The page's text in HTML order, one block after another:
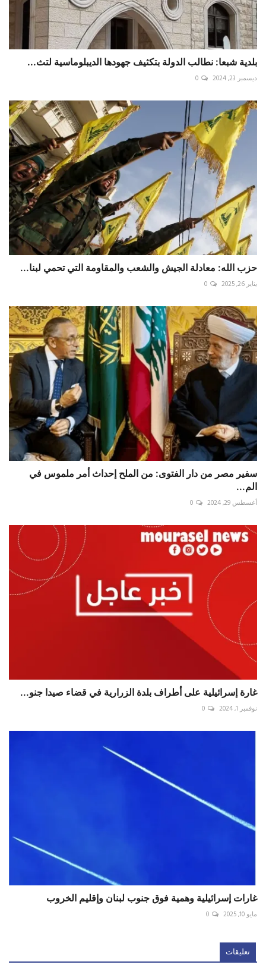
بلدية شبعا: نطالب الدولة بتكثيف جهودها الديبلوماسية لتث...
ديسمبر 23, 2024 0
حزب الله: معادلة الجيش والشعب والمقاومة التي تحمي ‏لبنا...
يناير 26, 2025 0
سفير مصر من دار الفتوى: من الملح إحداث أمر ملموس في
الم...
أغسطس 29, 2024 0
غارة إسرائيلية على أطراف بلدة الزرارية في قضاء صيدا جنو...
نوفمبر 1, 2024 0
غارات إسرائيلية وهمية فوق جنوب لبنان وإقليم الخروب
مايو 10, 2025 0
تعليقات